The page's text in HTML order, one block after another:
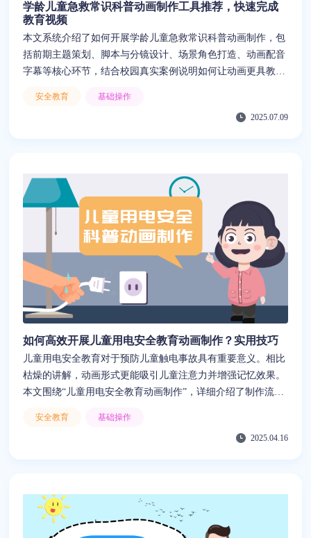
学龄儿童急救常识科普动画制作工具推荐，快速完成
教育视频
本文系统介绍了如何开展学龄儿童急救常识科普动画制作，包
括前期主题策划、脚本与分镜设计、场景角色打造、动画配音
字幕等核心环节，结合校园真实案例说明如何让动画更具教育
学龄儿童急救常识科普动画制作，有效解决制作过程中的人力
安全教育 基础操作
2025.07.09
如何高效开展儿童用电安全教育动画制作？实用技巧
儿童用电安全教育对于预防儿童触电事故具有重要意义。相比
枯燥的讲解，动画形式更能吸引儿童注意力并增强记忆效果。
本文围绕“儿童用电安全教育动画制作”，详细介绍了制作流
节。同时结合真实用电案例指导创作，并提出节奏控制、趣味
增强、互动设计等优化建议。最后推荐动画创作工具“来画”，
安全教育 基础操作
2025.04.16